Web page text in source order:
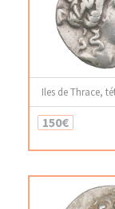
Iles de Thrace,
150€